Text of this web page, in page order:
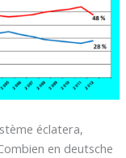
éclatera,
en deutsche